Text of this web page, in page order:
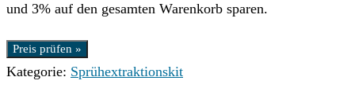
und 3% auf den gesamten Warenkorb sparen.
Preis prüfen »
Kategorie: Sprühextraktionskit